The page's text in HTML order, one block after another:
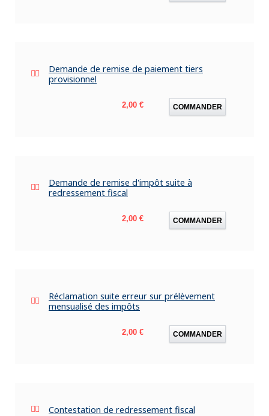
Demande de remise de paiement tiers
provisionnel
Prix
2,00 € COMMANDER
Demande de remise d'impôt suite à
redressement fiscal
Prix
2,00 € COMMANDER
Réclamation suite erreur sur prélèvement
mensualisé des impôts
Prix
2,00 € COMMANDER
Contestation de redressement fiscal